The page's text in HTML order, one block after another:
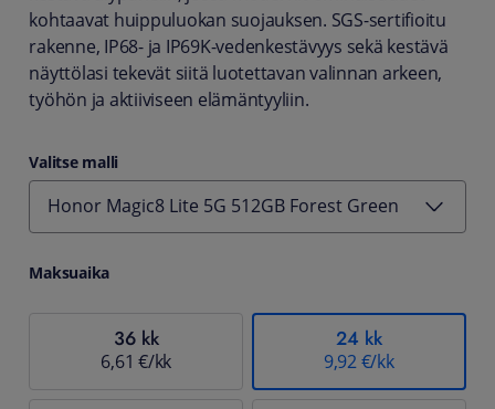
kohtaavat huippuluokan suojauksen. SGS-sertifioitu
rakenne, IP68- ja IP69K-vedenkestävyys sekä kestävä
näyttölasi tekevät siitä luotettavan valinnan arkeen,
työhön ja aktiiviseen elämäntyyliin.
Valitse malli
Honor Magic8 Lite 5G 512GB Forest Green
Maksuaika
36 kk
6,61 €/kk
24 kk
9,92 €/kk